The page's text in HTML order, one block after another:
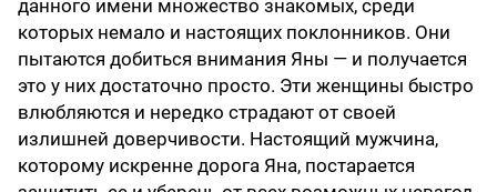
данного имени множество знакомых, среди
которых немало и настоящих поклонников. Они
пытаются добиться внимания Яны — и получается
это у них достаточно просто. Эти женщины быстро
влюбляются и нередко страдают от своей
излишней доверчивости. Настоящий мужчина,
которому искренне дорога Яна, постарается